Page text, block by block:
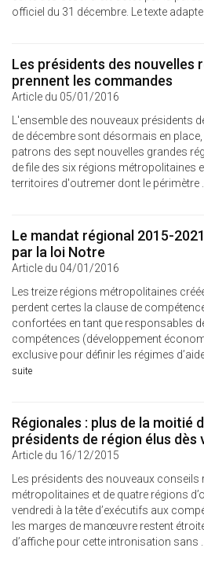
officiel du 31 décembre. Le texte adapte
Les présidents des nouvelles
prennent les commandes
Article du 05/01/2016
L'ensemble des nouveaux présidents
de décembre sont désormais en
patrons des sept nouvelles grandes
de file des six régions métropolitaines
territoires d'outremer dont le périmètre
Le mandat régional 2015-
par la loi Notre
Article du 04/01/2016
Les treize régions métropolitaines
perdent certes la clause de
confortées en tant que responsables
compétences (développement
exclusive pour définir les régimes
suite
Régionales : plus de la moitié
présidents de région élus dès
Article du 16/12/2015
Les présidents des nouveaux conseils
métropolitaines et de quatre régions
vendredi à la tête d’exécutifs aux
les marges de manœuvre restent
d’affiche pour cette intronisation sans